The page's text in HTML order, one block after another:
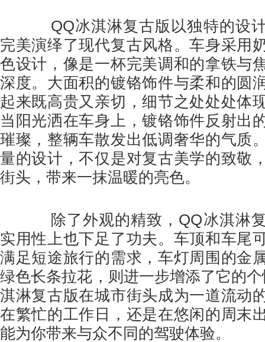
QQ冰淇淋复古版以独特的设计
完美演绎了现代复古风格。车身采用
色设计，像是一杯完美调和的拿铁与
深度。大面积的镀铬饰件与柔和的圆
起来既高贵又亲切，细节之处处处体
当阳光洒在车身上，镀铬饰件反射出
璀璨，整辆车散发出低调奢华的气质
量的设计，不仅是对复古美学的致敬
街头，带来一抹温暖的亮色。
除了外观的精致，QQ冰淇淋复
实用性上也下足了功夫。车顶和车尾
满足短途旅行的需求，车灯周围的金
绿色长条拉花，则进一步增添了它的
淇淋复古版在城市街头成为一道流动
在繁忙的工作日，还是在悠闲的周末
能为你带来与众不同的驾驶体验。